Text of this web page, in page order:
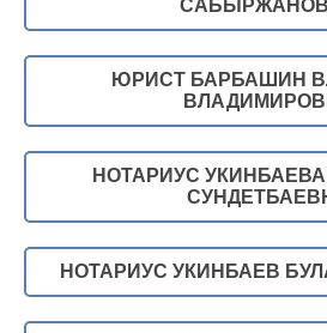
ЮРИСТ БАРБАШИН
НОТАРИУС
НОТАРИУС УКИНБАЕВ